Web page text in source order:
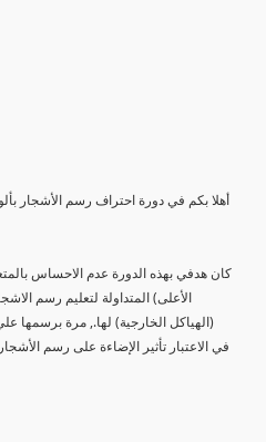
أهلا بكم في دورة احتراف رسم الأشجار
كان هدفي بهذه الدورة عدم الاحساس
الأعلى) المتداولة لتعليم رسم
(الهياكل الخارجية) لها., مرة برسمها
في الاعتبار تأثير الإضاءة على رسم